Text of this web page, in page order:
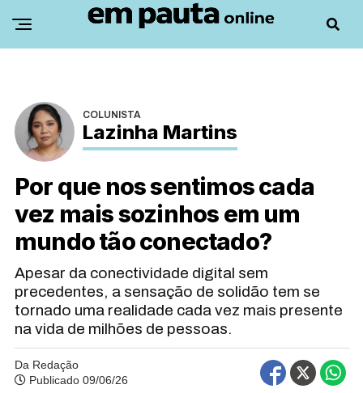
COLUNISTA
Lazinha Martins
Por que nos sentimos cada
vez mais sozinhos em um
mundo tão conectado?
Apesar da conectividade digital sem
precedentes, a sensação de solidão tem se
tornado uma realidade cada vez mais presente
na vida de milhões de pessoas.
Da Redação
Publicado 09/06/26